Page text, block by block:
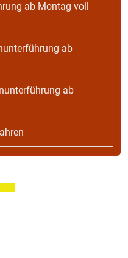
ab Montag voll
ab
ab